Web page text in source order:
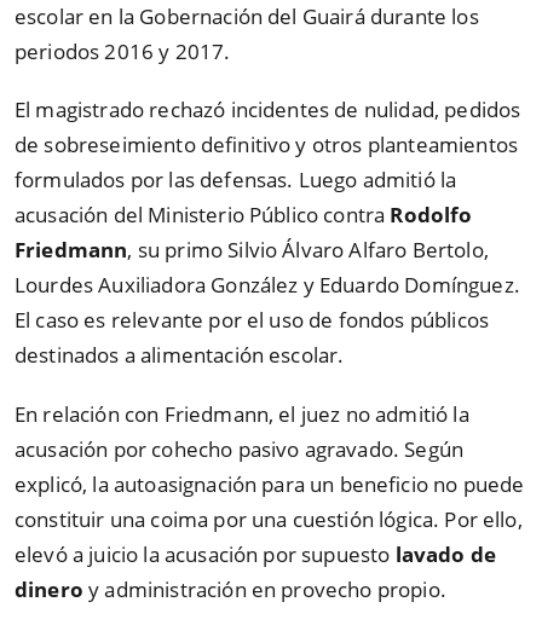
escolar en la Gobernación del Guairá durante los
periodos 2016 y 2017.
El magistrado rechazó incidentes de nulidad, pedidos
de sobreseimiento definitivo y otros planteamientos
formulados por las defensas. Luego admitió la
acusación del Ministerio Público contra Rodolfo
Friedmann, su primo Silvio Álvaro Alfaro Bertolo,
Lourdes Auxiliadora González y Eduardo Domínguez.
El caso es relevante por el uso de fondos públicos
destinados a alimentación escolar.
En relación con Friedmann, el juez no admitió la
acusación por cohecho pasivo agravado. Según
explicó, la autoasignación para un beneficio no puede
constituir una coima por una cuestión lógica. Por ello,
elevó a juicio la acusación por supuesto lavado de
dinero y administración en provecho propio.